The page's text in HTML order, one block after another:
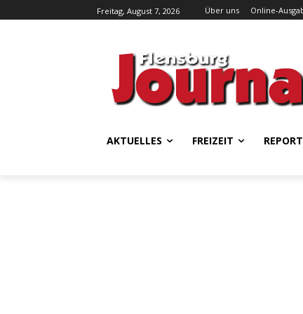
Freitag, August 7, 2026 Über uns Online-
AKTUELLES FREIZEIT